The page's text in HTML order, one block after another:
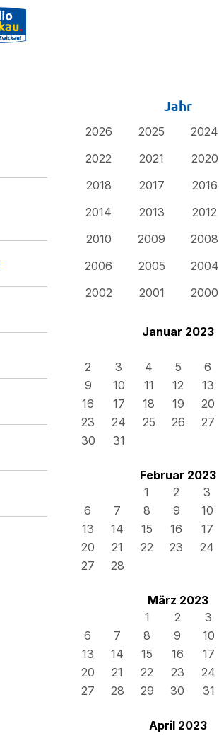
Jahr
2026 2025 2024
2022
2021 2020
2018
2017 2016
2014
2013 2012
2010
2009 2008
2006
2005 2004
2002
2001 2000
Januar 2023
2
3 4 5 6
9
10 11 12 13
16
17 18 19 20
23
24 25 26 27
30
31
Februar 2023
1
2 3
6
7 8 9 10
13
14 15 16 17
20
21 22 23 24
27
28
März 2023
1
2 3
6
7 8 9 10
13
14 15 16 17
20
21 22 23 24
27
28 29 30 31
April 2023